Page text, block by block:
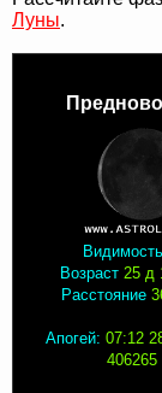
Луны.
Видимость
Возраст 25 д
Расстояние
Апогей: 07:12
406265